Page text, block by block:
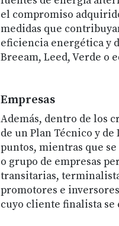
el compromiso
medidas que
eficiencia energética y
Breeam, Leed, Verde o
Empresas
Además, dentro de los
de un Plan Técnico y
puntos, mientras que
o grupo de empresas
transitarias,
promotores e
cuyo cliente finalista se